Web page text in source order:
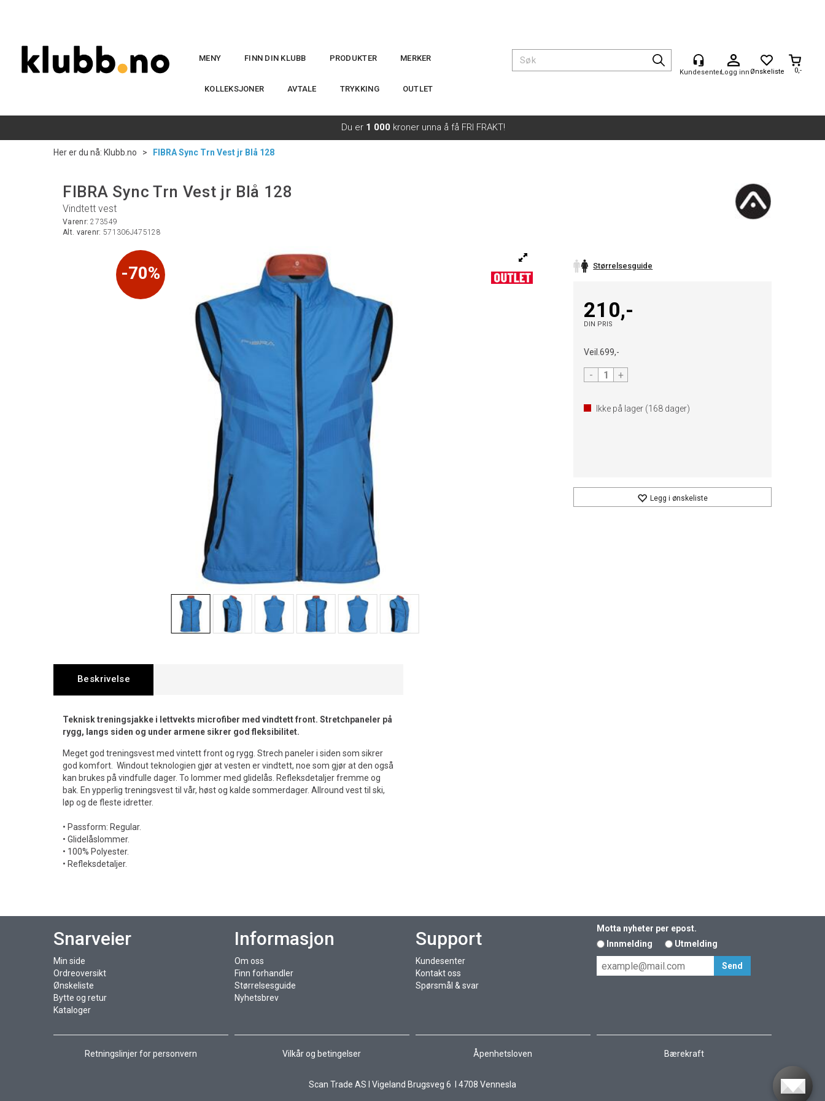
Logg inn 0,-
MENY FINN DIN KLUBB PRODUKTER MERKER
KOLLEKSJONER AVTALE TRYKKING OUTLET
Du er 1 000 kroner unna å få FRI FRAKT!
Her er du nå: Klubb.no > FIBRA Sync Trn Vest jr Blå 128
FIBRA Sync Trn Vest jr Blå 128
Vindtett vest
Varenr:273549
Alt. varenr: 571306J475128
70% Størrelsesguide
210,-
DIN PRIS
Veil.699,-
- +
Ikke på lager (168 dager)
Legg i ønskeliste
Beskrivelse
Teknisk treningsjakke i lettvekts microfiber med vindtett front. Stretchpaneler på
rygg, langs siden og under armene sikrer god fleksibilitet.
Meget god treningsvest med vintett front og rygg. Strech paneler i siden som sikrer
god komfort. Windout teknologien gjør at vesten er vindtett, noe som gjør at den også
kan brukes på vindfulle dager. To lommer med glidelås. Refleksdetaljer fremme og
bak. En ypperlig treningsvest til vår, høst og kalde sommerdager. Allround vest til ski,
løp og de fleste idretter.
• Passform: Regular.
• Glidelåslommer.
• 100% Polyester.
• Refleksdetaljer.
Snarveier
Min side
Ordreoversikt
Ønskeliste
Bytte og retur
Kataloger
Informasjon
Om oss
Finn forhandler
Størrelsesguide
Nyhetsbrev
Support
Kundesenter
Kontakt oss
Spørsmål & svar
Motta nyheter per epost.
Innmelding
Utmelding
Retningslinjer for personvern Vilkår og betingelser Åpenhetsloven Bærekraft
Scan Trade AS I Vigeland Brugsveg 6 I 4708 Vennesla